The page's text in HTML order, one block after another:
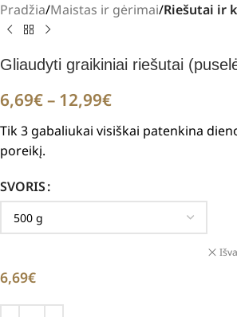
Pradžia Maistas ir gėrimai Riešutai ir
Gliaudyti graikiniai riešutai
6,69€– 12,99€
Tik 3 gabaliukai visiškai patenkina
poreikį.
SVORIS
6,69€